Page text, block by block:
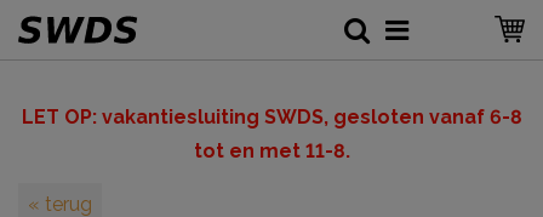
LET OP: vakantiesluiting SWDS, gesloten vanaf 6-8
tot en met 11-8.
« terug